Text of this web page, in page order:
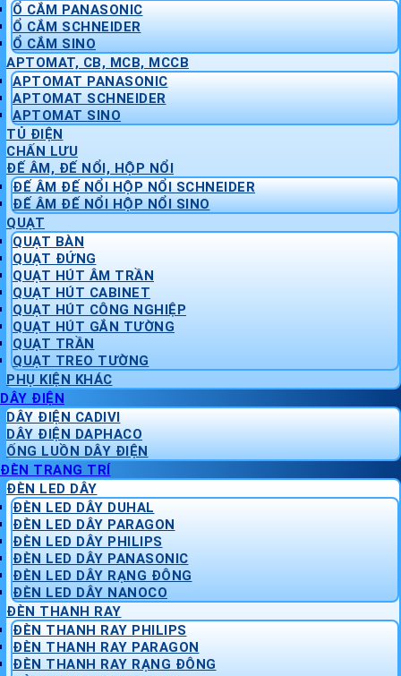
Ổ CẮM PANASONIC
Ổ CẮM SCHNEIDER
Ổ CẮM SINO
APTOMAT, CB, MCB, MCCB
APTOMAT PANASONIC
APTOMAT SCHNEIDER
APTOMAT SINO
TỦ ĐIỆN
CHẤN LƯU
ĐẾ ÂM, ĐẾ NỔI, HỘP NỔI
ĐẾ ÂM ĐẾ NỔI HỘP NỔI SCHNEIDER
ĐẾ ÂM ĐẾ NỔI HỘP NỔI SINO
QUẠT
QUẠT BÀN
QUẠT ĐỨNG
QUẠT HÚT ÂM TRẦN
QUẠT HÚT CABINET
QUẠT HÚT CÔNG NGHIỆP
QUẠT HÚT GẮN TƯỜNG
QUẠT TRẦN
QUẠT TREO TƯỜNG
PHỤ KIỆN KHÁC
DÂY ĐIỆN
DÂY ĐIỆN CADIVI
DÂY ĐIỆN DAPHACO
ỐNG LUỒN DÂY ĐIỆN
ĐÈN TRANG TRÍ
ĐÈN LED DÂY
ĐÈN LED DÂY DUHAL
ĐÈN LED DÂY PARAGON
ĐÈN LED DÂY PHILIPS
ĐÈN LED DÂY PANASONIC
ĐÈN LED DÂY RẠNG ĐÔNG
ĐÈN LED DÂY NANOCO
ĐÈN THANH RAY
ĐÈN THANH RAY PHILIPS
ĐÈN THANH RAY PARAGON
ĐÈN THANH RAY RẠNG ĐÔNG